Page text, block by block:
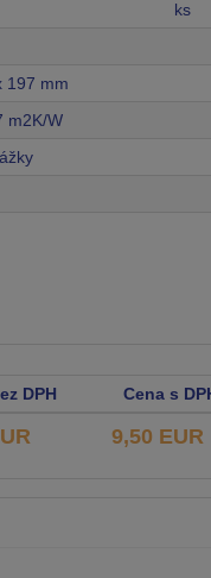
ks
197 mm
m2K/W
DPH
Cena s
9,50 EUR